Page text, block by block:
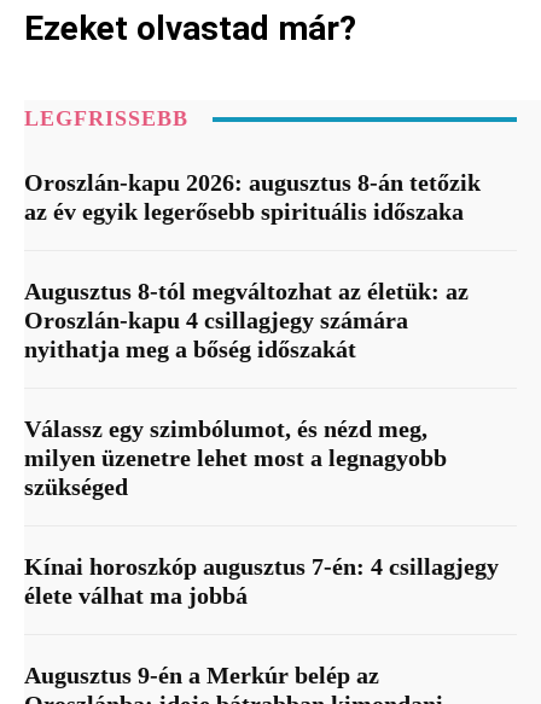
Ezeket olvastad már?
LEGFRISSEBB
Oroszlán-kapu 2026: augusztus 8-án tetőzik
az év egyik legerősebb spirituális időszaka
Augusztus 8-tól megváltozhat az életük: az
Oroszlán-kapu 4 csillagjegy számára
nyithatja meg a bőség időszakát
Válassz egy szimbólumot, és nézd meg,
milyen üzenetre lehet most a legnagyobb
szükséged
Kínai horoszkóp augusztus 7-én: 4 csillagjegy
élete válhat ma jobbá
Augusztus 9-én a Merkúr belép az